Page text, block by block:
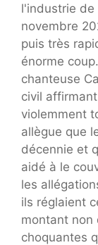
l'industrie de
novembre
puis très
énorme
chanteuse
civil
violemment
allègue que
décennie et
aidé à le
les
ils réglaient
montant non
choquantes